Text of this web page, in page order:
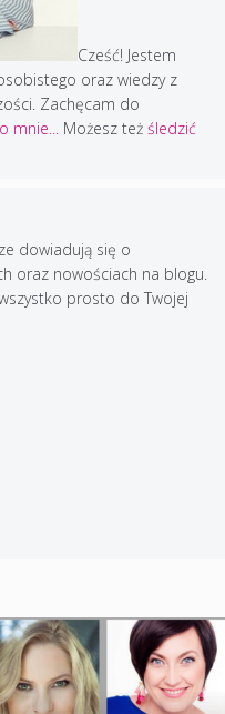
Cześć! Jestem
oraz wiedzy z
Zachęcam do
mnie... Możesz też śledzić
dowiadują się o
oraz nowościach na blogu.
prosto do Twojej